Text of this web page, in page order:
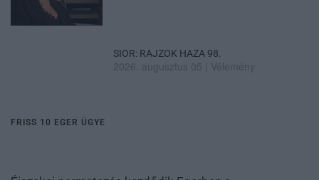
SIOR: RAJZOK HAZA 98.
2026. augusztus 05 Vélemény
FRISS 10 EGER ÜGYE